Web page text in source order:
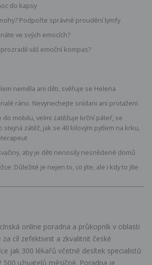
do kapsy
Podpořte správné proudění lymfy
ve svých emocích?
váš emoční kompas?
neměla ani děti, svěřuje se Helena
ráno. Nevynechejte snídani ani protažení
do mobilu, velmi zatěžuje krční páteř, se
zátěž, jak se 40 kilovým pytlem na krku,
aby je děti nenosily nesnědené domů
Důležité je nejen to, co jíte, ale i kdy to jíte
online poradna a průkopník v oblasti
cíl zefektivnit a zkvalitnit české
jak 300 lékařů včetně desítek specialistů
uživatelů měsíčně. Poradna je